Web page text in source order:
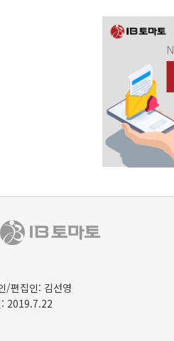
/편집인: 김선영
2019.7.22